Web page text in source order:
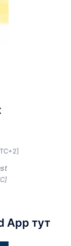
App тут